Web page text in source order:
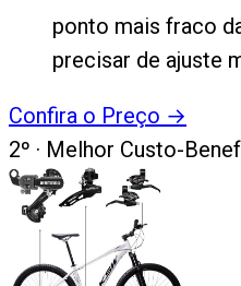
ponto mais fraco
precisar de ajuste
Confira o Preço →
2º · Melhor Custo-